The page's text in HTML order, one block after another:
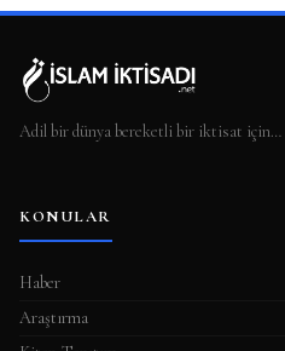
Adil bir dünya bereketli bir iktisat için…
KONULAR
Haber
Araştırma